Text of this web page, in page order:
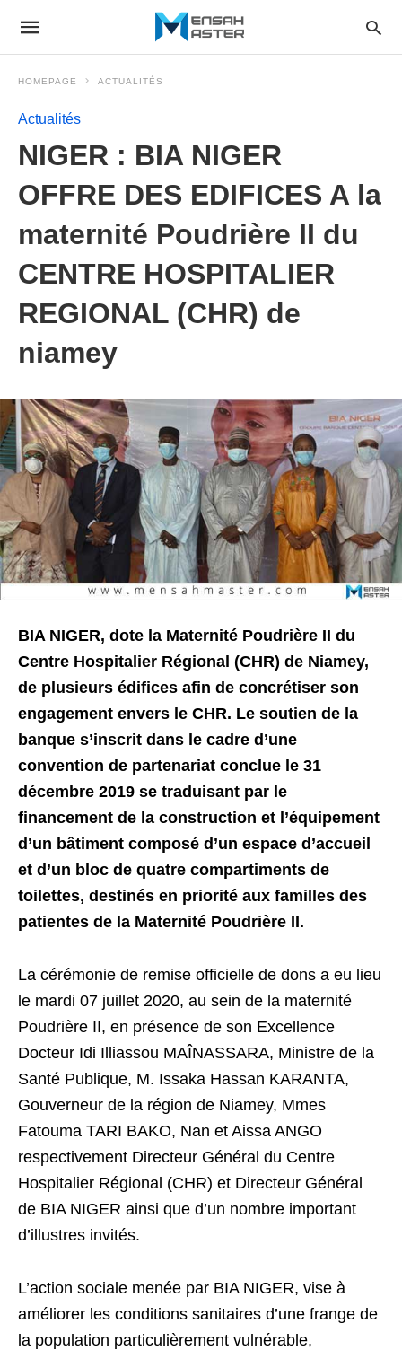
HOMEPAGE ACTUALITÉS
Actualités
NIGER : BIA NIGER
OFFRE DES EDIFICES A la
maternité Poudrière II du
CENTRE HOSPITALIER
REGIONAL (CHR) de
niamey
BIA NIGER, dote la Maternité Poudrière II du
Centre Hospitalier Régional (CHR) de Niamey,
de plusieurs édifices afin de concrétiser son
engagement envers le CHR. Le soutien de la
banque s’inscrit dans le cadre d’une
convention de partenariat conclue le 31
décembre 2019 se traduisant par le
financement de la construction et l’équipement
d’un bâtiment composé d’un espace d’accueil
et d’un bloc de quatre compartiments de
toilettes, destinés en priorité aux familles des
patientes de la Maternité Poudrière II.
La cérémonie de remise officielle de dons a eu lieu
le mardi 07 juillet 2020, au sein de la maternité
Poudrière II, en présence de son Excellence
Docteur Idi Illiassou MAÎNASSARA, Ministre de la
Santé Publique, M. Issaka Hassan KARANTA,
Gouverneur de la région de Niamey, Mmes
Fatouma TARI BAKO, Nan et Aissa ANGO
respectivement Directeur Général du Centre
Hospitalier Régional (CHR) et Directeur Général
de BIA NIGER ainsi que d’un nombre important
d’illustres invités.
L’action sociale menée par BIA NIGER, vise à
améliorer les conditions sanitaires d’une frange de
la population particulièrement vulnérable,